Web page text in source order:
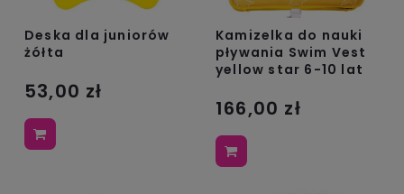
Deska dla juniorów
żółta
53,00 zł
Kamizelka do nauki
pływania Swim Vest
yellow star 6-10 lat
166,00 zł